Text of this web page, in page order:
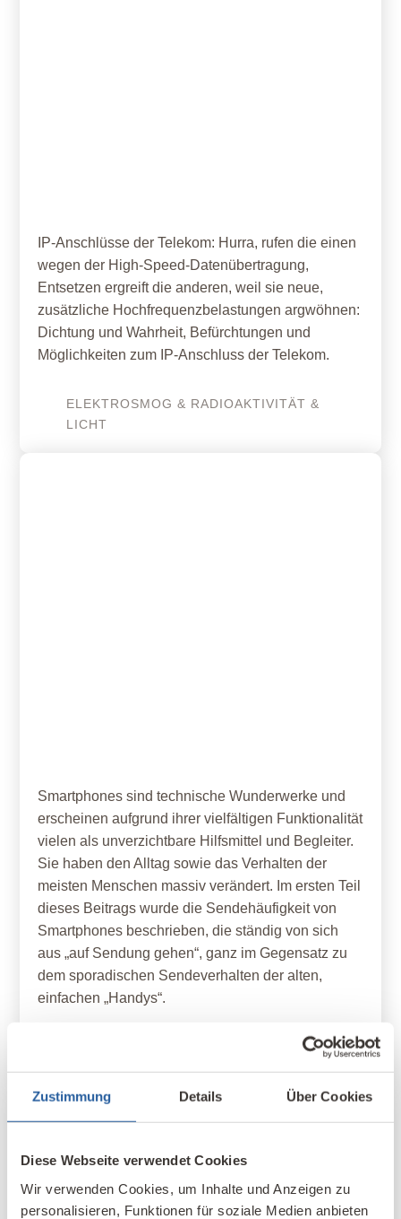
Zustimmung Details Über Cookies
Diese Webseite verwendet Cookies
Wir verwenden Cookies, um Inhalte und Anzeigen zu
personalisieren, Funktionen für soziale Medien anbieten
IP-Anschlüsse der Telekom: Hurra, rufen die einen
wegen der High-Speed-Datenübertragung,
Entsetzen ergreift die anderen, weil sie neue,
zusätzliche Hochfrequenzbelastungen argwöhnen:
Dichtung und Wahrheit, Befürchtungen und
Möglichkeiten zum IP-Anschluss der Telekom.
ELEKTROSMOG & RADIOAKTIVITÄT &
LICHT
Smartphones sind technische Wunderwerke und
erscheinen aufgrund ihrer vielfältigen Funktionalität
vielen als unverzichtbare Hilfsmittel und Begleiter.
Sie haben den Alltag sowie das Verhalten der
meisten Menschen massiv verändert. Im ersten Teil
dieses Beitrags wurde die Sendehäufigkeit von
Smartphones beschrieben, die ständig von sich
aus „auf Sendung gehen“, ganz im Gegensatz zu
dem sporadischen Sendeverhalten der alten,
einfachen „Handys“.
ELEKTROSMOG & RADIOAKTIVITÄT &